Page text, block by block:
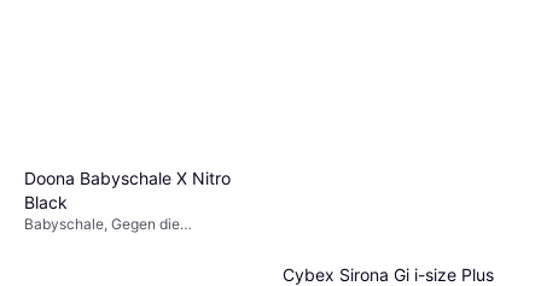
Doona Babyschale X Nitro
Black
Babyschale, Gegen die
Cybex Sirona Gi i-size Plus